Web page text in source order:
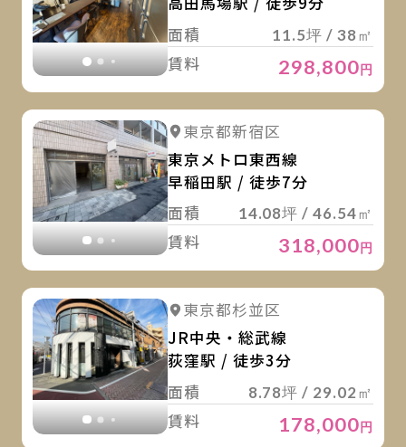
面積
11.5坪 / 38㎡
賃料 298,800円
詳細を見る
東京都新宿区
東京メトロ東西線
早稲田駅 / 徒歩7分
面積
14.08坪 / 46.54㎡
賃料 318,000円
詳細を見る
東京都杉並区
JR中央・総武線
荻窪駅 / 徒歩3分
面積
8.78坪 / 29.02㎡
賃料 178,000円